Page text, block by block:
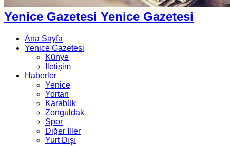
Yenice Gazetesi Yenice Gazetesi
Ana Sayfa
Yenice Gazetesi
Künye
İletişim
Haberler
Yenice
Yortan
Karabük
Zonguldak
Spor
Diğer İller
Yurt Dışı